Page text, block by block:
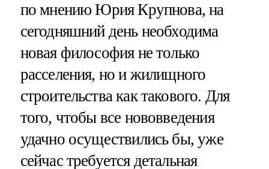
по мнению Юрия Крупнова, на
сегодняшний день необходима
новая философия не только
расселения, но и жилищного
строительства как такового. Для
того, чтобы все нововведения
удачно осуществились бы, уже
сейчас требуется детальная